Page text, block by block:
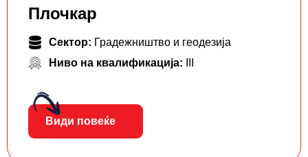
Плочкар
Сектор: Градежништво и геодезија
Ниво на квалификација:
Види повеќе